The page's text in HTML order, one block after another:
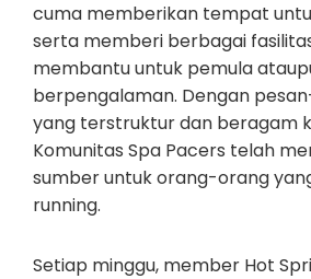
cuma memberikan tempat
serta memberi berbagai
membantu untuk pemula
berpengalaman. Dengan
yang terstruktur dan beragam
Komunitas Spa Pacers telah
sumber untuk orang-orang
running.
Setiap minggu, member Hot